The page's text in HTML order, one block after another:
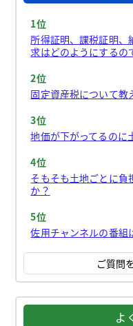
1位
所得証明、課税証明、
求はどのようにするの
2位
固定資産税について教
3位
地価が下がってるのに
4位
そもそも土地ごとに負
か？
5位
佐用チャンネルの番組
ご質問
よ